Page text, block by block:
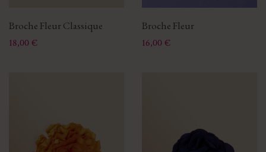
Broche Fleur Classique
Prix
18,00 €
Broche Fleur
Prix
16,00 €